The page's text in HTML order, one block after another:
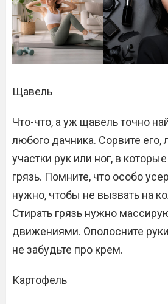
Щавель
Что-что, а уж щавель точно
любого дачника. Сорвите его,
участки рук или ног, в
грязь. Помните, что особо
нужно, чтобы не вызвать на
Стирать грязь нужно
движениями. Ополосните
не забудьте про крем.
Картофель